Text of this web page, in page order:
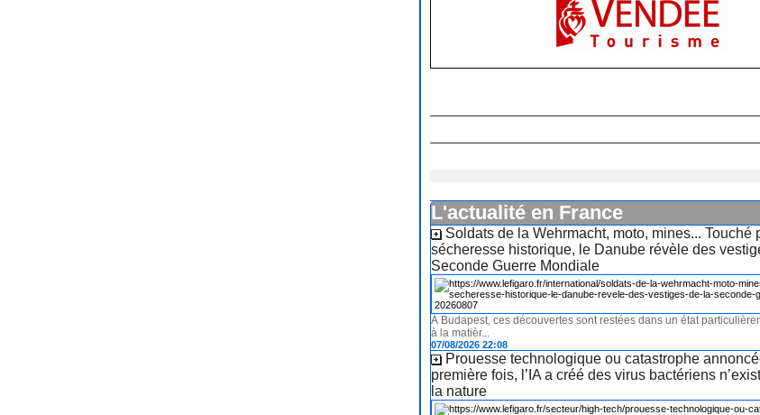
L'actualité en France
Soldats de la Wehrmacht, moto, mines... Touché
sécheresse historique, le Danube révèle des
Seconde Guerre Mondiale
À Budapest, ces découvertes sont restées dans un état
à la matièr...
07/08/2026 22:08
Prouesse technologique ou catastrophe
première fois, l’IA a créé des virus bactériens
la nature